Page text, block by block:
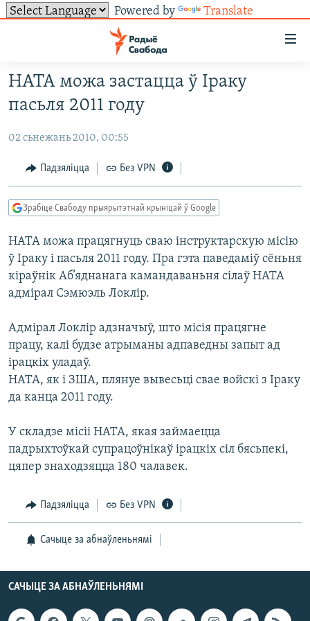
Powered by Translate
ўнівэрсальнага
доступу
да
галоўнага
Перайсьці
да
галоўнай
навігацыі
Перайсьці
да
пошуку
ВІДЭА І ФОТА
ЛЮДЗІ
ЭКАНОМІКА
ВАЙНА
БЕЛАРУСЫ НА ВАЙНЕ
ПАЛІТВЯЗЬНІ
КАЛЯНДАР
ТОЛЬКІ НА СВАБОДЗЕ
ТЭСТЫ
БЛОГІ
ПАДКАСТЫ
КНІГІ
АЎДЫЁКНІГІ
PREMIUM
НА ХВАЛЯХ СВАБОДЫ
СУВЯЗЬ
АБЫСЬЦІ БЛЯКАВАНЬНЕ
ПАДПІСАЦЦА
ПАДКАСТЫ
FACEBOOK
TWITTER
САЧЫЦЕ ЗА АБНАЎЛЕНЬНЯМІ
Усе сайты РС/РСЭ
НАТА можа застацца ў Іраку
пасьля 2011 году
02 сьнежань 2010, 00:55
Падзяліцца Без VPN
Зрабіце Свабоду прыярытэтнай крыніцай ў Google
НАТА можа працягнуць сваю інструктарскую місію
ў Іраку і пасьля 2011 году. Пра гэта паведаміў сёньня
кіраўнік Аб’яднанага камандаваньня сілаў НАТА
адмірал Сэмюэль Локлір.
Адмірал Локлір адзначыў, што місія працягне
працу, калі будзе атрыманы адпаведны запыт ад
ірацкіх уладаў.
НАТА, як і ЗША, плянуе вывесьці свае войскі з Іраку
да канца 2011 году.
У складзе місіі НАТА, якая займаецца
падрыхтоўкай супрацоўнікаў ірацкіх сіл бясьпекі,
цяпер знаходзяцца 180 чалавек.
Падзяліцца Без VPN
Сачыце за абнаўленьнямі
САЧЫЦЕ ЗА АБНАЎЛЕНЬНЯМІ